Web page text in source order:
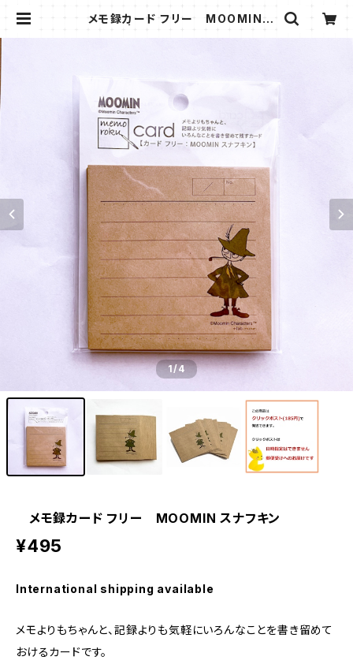
メモ録カード フリー MOOMIN ス
1/4
メモ録カード フリー MOOMIN スナフキン
¥495
International shipping available
メモよりもちゃんと、記録よりも気軽にいろんなことを書き留めて
おけるカードです。